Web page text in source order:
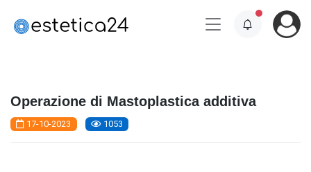
Operazione di Mastoplastica additiva
17-10-2023 1053